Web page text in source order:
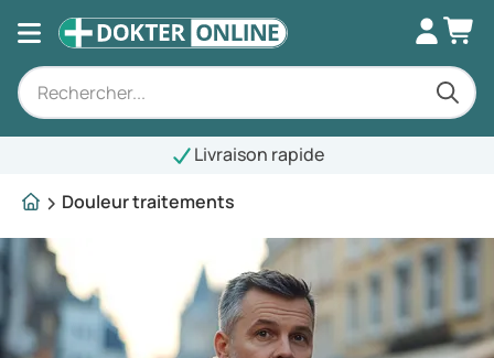
Livraison rapide
Douleur traitements